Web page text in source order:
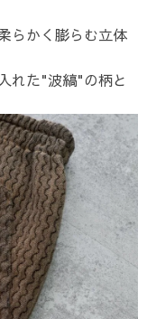
らかく膨らむ立体
れた"波縞"の柄と